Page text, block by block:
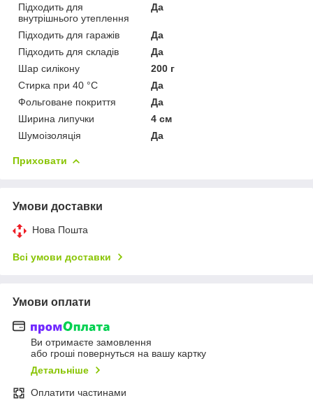
Підходить для
внутрішнього утеплення
Да
Підходить для гаражів
Да
Підходить для складів
Да
Шар силікону
200 г
Стирка при 40 °C
Да
Фольговане покриття
Да
Ширина липучки
4 см
Шумоізоляція
Да
Приховати
Умови доставки
Нова Пошта
Всі умови доставки
Умови оплати
Ви отримаєте замовлення
або гроші повернуться на вашу картку
Детальніше
Оплатити частинами